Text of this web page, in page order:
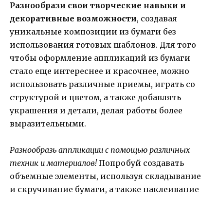
Разнообрази свои творческие навыки и
декоративные возможности, создавая
уникальные композиции из бумаги без
использования готовых шаблонов. Для того
чтобы оформление аппликаций из бумаги
стало еще интереснее и красочнее, можно
использовать различные приемы, играть со
структурой и цветом, а также добавлять
украшения и детали, делая работы более
выразительными.
Разнообразь аппликации с помощью различных
техник и материалов! Попробуй создавать
объемные элементы, используя складывание
и скручивание бумаги, а также наклеивание